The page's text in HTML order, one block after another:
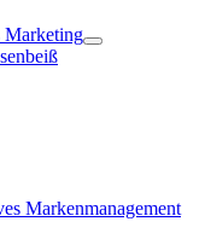
Marketing
Markenmanagement